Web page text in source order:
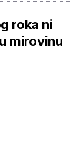
roka ni
mirovinu